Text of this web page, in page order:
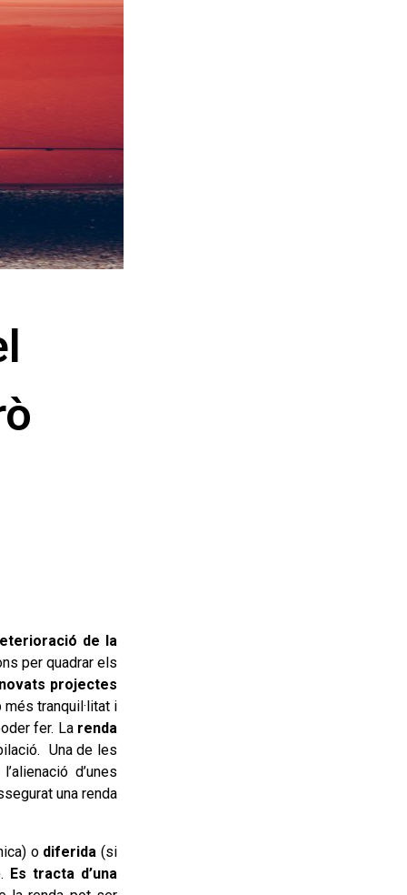
de la
per quadrar els
projectes
tranquil·litat i
fer. La renda
Una de les
d’unes
una renda
o diferida (si
Es tracta d’una